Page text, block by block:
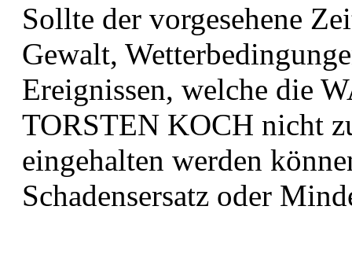
Sollte der vorgesehene
Gewalt,
Ereignissen, welche die
TORSTEN KOCH nicht
eingehalten werden
Schadensersatz oder